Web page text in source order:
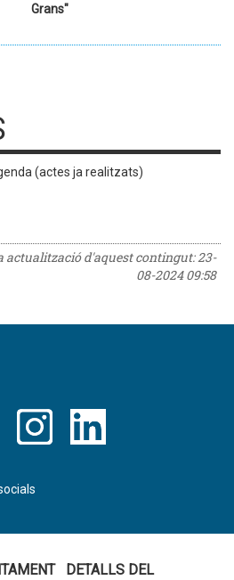
Grans"
(actes ja realitzats)
actualització d'aquest contingut:23-
08-2024 09:58
DETALLS DEL